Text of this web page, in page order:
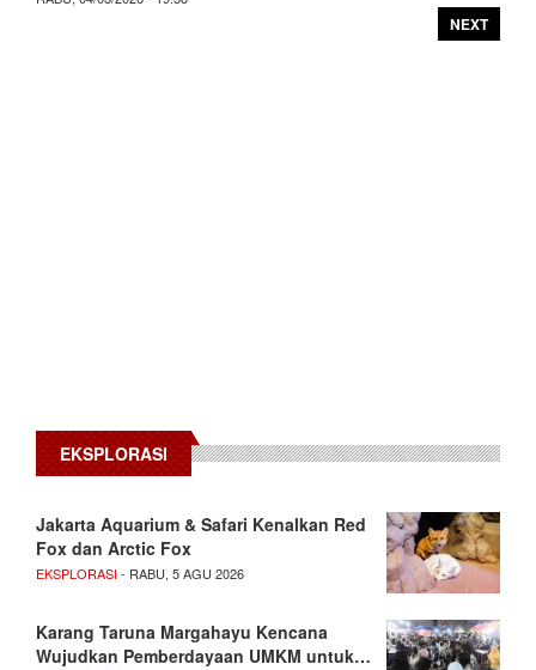
NEXT
EKSPLORASI
Jakarta Aquarium & Safari Kenalkan Red
Fox dan Arctic Fox
EKSPLORASI- RABU, 5 AGU 2026
Karang Taruna Margahayu Kencana
Wujudkan Pemberdayaan UMKM untuk…